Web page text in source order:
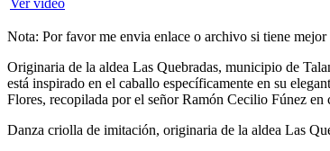
Nota: Por favor me envia enlace o archivo si tiene
Originaria de la aldea Las Quebradas, municipio de
está inspirado en el caballo específicamente en su
Flores, recopilada por el señor Ramón Cecilio Fúnez
Danza criolla de imitación, originaria de la aldea Las